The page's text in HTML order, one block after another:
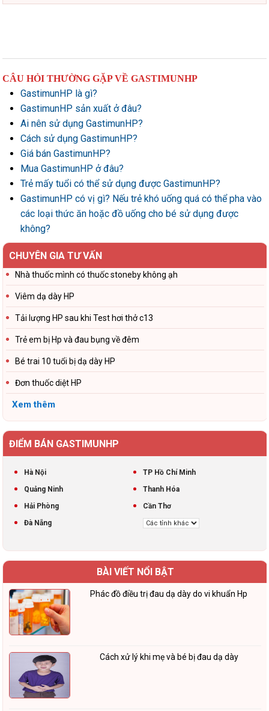
CÂU HỎI THƯỜNG GẶP VỀ GASTIMUNHP
GastimunHP là gì?
GastimunHP sản xuất ở đâu?
Ai nên sử dụng GastimunHP?
Cách sử dụng GastimunHP?
Giá bán GastimunHP?
Mua GastimunHP ở đâu?
Trẻ mấy tuổi có thể sử dụng được GastimunHP?
GastimunHP có vị gì? Nếu trẻ khó uống quá có thể pha vào
các loại thức ăn hoặc đồ uống cho bé sử dụng được
không?
CHUYÊN GIA TƯ VẤN
Nhà thuốc mình có thuốc stoneby không ạh
Viêm dạ dày HP
Tải lượng HP sau khi Test hơi thở c13
Trẻ em bị Hp và đau bụng về đêm
Bé trai 10 tuổi bị dạ dày HP
Đơn thuốc diệt HP
Xem thêm
ĐIỂM BÁN GASTIMUNHP
Hà Nội
TP Hồ Chí Minh
Quảng Ninh
Thanh Hóa
Hải Phòng
Cần Thơ
Đà Nẵng
BÀI VIẾT NỔI BẬT
Phác đồ điều trị đau dạ dày do vi khuẩn Hp
Cách xử lý khi mẹ và bé bị đau dạ dày